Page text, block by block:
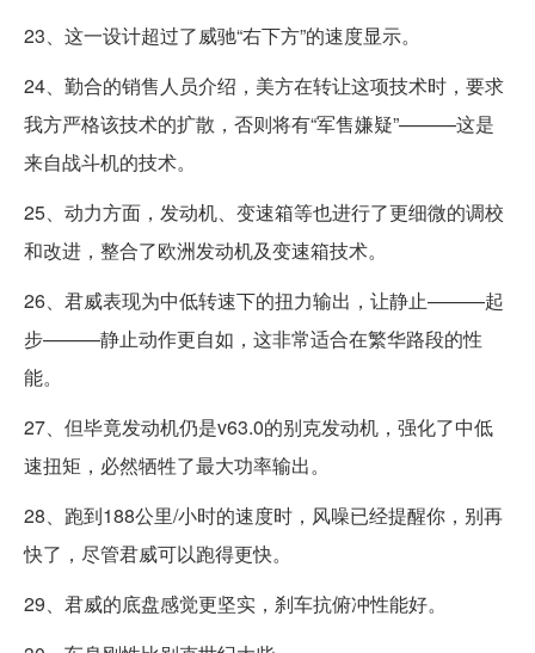
23、这一设计超过了威驰“右下方”的速度显示。
24、勤合的销售人员介绍，美方在转让这项技术时，要求
我方严格该技术的扩散，否则将有“军售嫌疑”———这是
来自战斗机的技术。
25、动力方面，发动机、变速箱等也进行了更细微的调校
和改进，整合了欧洲发动机及变速箱技术。
26、君威表现为中低转速下的扭力输出，让静止———起
步———静止动作更自如，这非常适合在繁华路段的性
能。
27、但毕竟发动机仍是v63.0的别克发动机，强化了中低
速扭矩，必然牺牲了最大功率输出。
28、跑到188公里/小时的速度时，风噪已经提醒你，别再
快了，尽管君威可以跑得更快。
29、君威的底盘感觉更坚实，刹车抗俯冲性能好。